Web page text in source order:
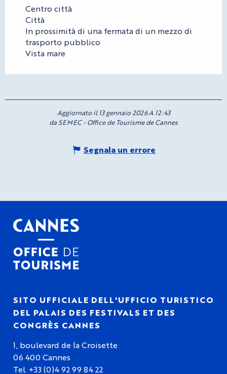
Centro città
Città
In prossimità di una fermata di un mezzo di
trasporto pubblico
Vista mare
Aggiornato il 13 gennaio 2026 A 12:43
da SEMEC - Office de Tourisme de Cannes
Segnala un errore
SITO UFFICIALE DELL'UFFICIO TURISTICO
DEL PALAIS DES FESTIVALS ET DES
CONGRÈS CANNES
1, boulevard de la Croisette
06 400 Cannes
Tel. +33 (0)4 92 99 84 22